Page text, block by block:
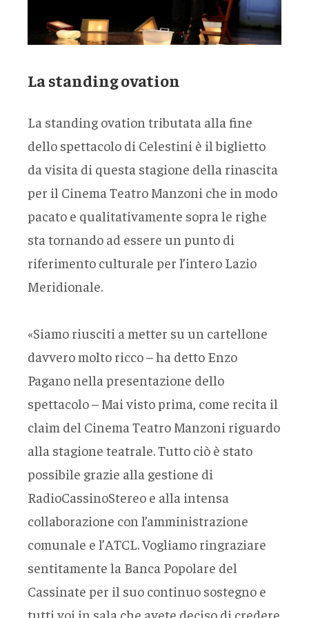
La standing ovation
La standing ovation tributata alla fine
dello spettacolo di Celestini è il biglietto
da visita di questa stagione della rinascita
per il Cinema Teatro Manzoni che in modo
pacato e qualitativamente sopra le righe
sta tornando ad essere un punto di
riferimento culturale per l’intero Lazio
Meridionale.
«Siamo riusciti a metter su un cartellone
davvero molto ricco – ha detto Enzo
Pagano nella presentazione dello
spettacolo – Mai visto prima, come recita il
claim del Cinema Teatro Manzoni riguardo
alla stagione teatrale. Tutto ciò è stato
possibile grazie alla gestione di
RadioCassinoStereo e alla intensa
collaborazione con l’amministrazione
comunale e l’ATCL. Vogliamo ringraziare
sentitamente la Banca Popolare del
Cassinate per il suo continuo sostegno e
tutti voi in sala che avete deciso di credere